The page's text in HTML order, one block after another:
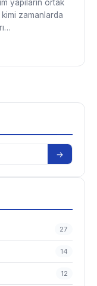
yapıların ortak
zamanlarda
→
27
14
12